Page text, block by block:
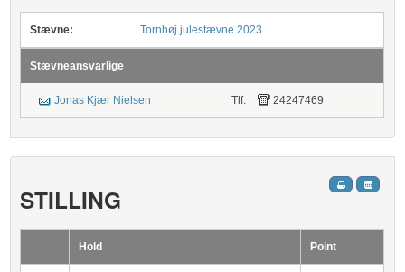
Stævne: Tornhøj julestævne 2023
Stævneansvarlige
Jonas Kjær Nielsen Tlf: 24247469
STILLING
Hold Point